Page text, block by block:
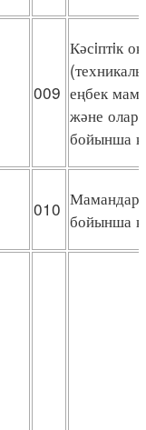
009
Кәсiптiк
еңбек
және
бойынша
010
бойынша